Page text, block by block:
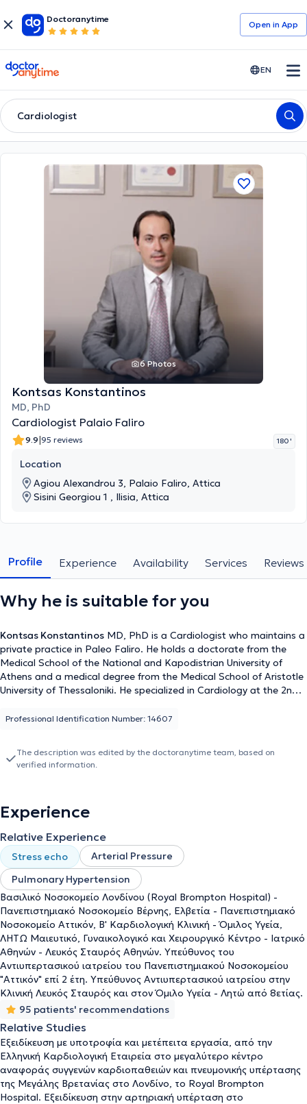
Doctoranytime
Open in Αpp
doctoranytime EN
Cardiologist
6 Photos
Kontsas Konstantinos
MD, PhD
Cardiologist Palaio Faliro
9.9|95 reviews 180 '
Location
Agiou Alexandrou 3, Palaio Faliro, Attica
Sisini Georgiou 1 , Ilisia, Attica
Profile Experience Availability Services Reviews
Why he is suitable for you
Kontsas Konstantinos MD, PhD is a Cardiologist who maintains a
private practice in Paleo Faliro. He holds a doctorate from the
Medical School of the National and Kapodistrian University of
Athens and a medical degree from the Medical School of Aristotle
University of Thessaloniki. He specialized in Cardiology at the 2nd
further specialized, with a scholarship from the Hellenic
he subsequently worked as a registrar. Additionally, he specialized
in Cardiopulmonary Exercise Testing and Cardiac Rehabilitation at
(ESH) and has expertise in advanced ultrasound techniques
and University Fellow at the 2nd University Cardiology Clinic of the
University General Hospital "Attikon" and collaborates with Hygeia
Group Clinics, Athens Medical Center, White Cross Athens, and the
Gynecological Obstetric Surgical Center "Leto." Finally, he actively
participates in Greek and international conferences through oral
and poster presentations and attends seminars as part of his
continuous education and professional development.
Professional Identification Number: 14607
The description was edited by the doctoranytime team, based on
verified information.
Experience
Relative Experience
Stress echo
Arterial Pressure
Pulmonary Hypertension
Βασιλικό Νοσοκομείο Λονδίνου (Royal Brompton Hospital) -
Πανεπιστημιακό Νοσοκομείο Βέρνης, Ελβετία - Πανεπιστημιακό
Νοσοκομείο Αττικόν, Β' Καρδιολογική Κλινική - Όμιλος Υγεία,
ΛΗΤΩ Μαιευτικό, Γυναικολογικό και Χειρουργικό Κέντρο - Ιατρικό
Αθηνών - Λευκός Σταυρός Αθηνών. Υπεύθυνος του
Αντιυπερτασικού ιατρείου του Πανεπιστημιακού Νοσοκομείου
"Αττικόν" επί 2 έτη. Υπεύθυνος Αντιυπερτασικού ιατρείου στην
Κλινική Λευκός Σταυρός και στον Όμιλο Υγεία - Λητώ από 8ετίας.
95 patients' recommendations
Relative Studies
Εξειδίκευση με υποτροφία και μετέπειτα εργασία, από την
Ελληνική Καρδιολογική Εταιρεία στο μεγαλύτερο κέντρο
αναφοράς συγγενών καρδιοπαθειών και πνευμονικής υπέρτασης
της Μεγάλης Βρετανίας στο Λονδίνο, το Royal Brompton
Hospital. Εξειδίκευση στην αρτηριακή υπέρταση στο